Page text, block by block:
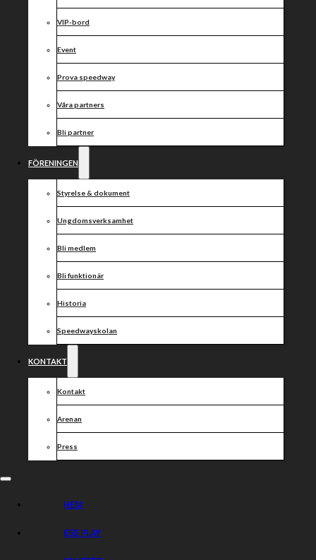
VIP-bord
Event
Prova speedway
Våra partners
Bli partner
FÖRENINGEN
Styrelse & dokument
Ungdomsverksamhet
Bli medlem
Bli funktionär
Historia
Speedwayskolan
KONTAKT
Kontakt
Arenan
Press
HEM
ESS PLAY